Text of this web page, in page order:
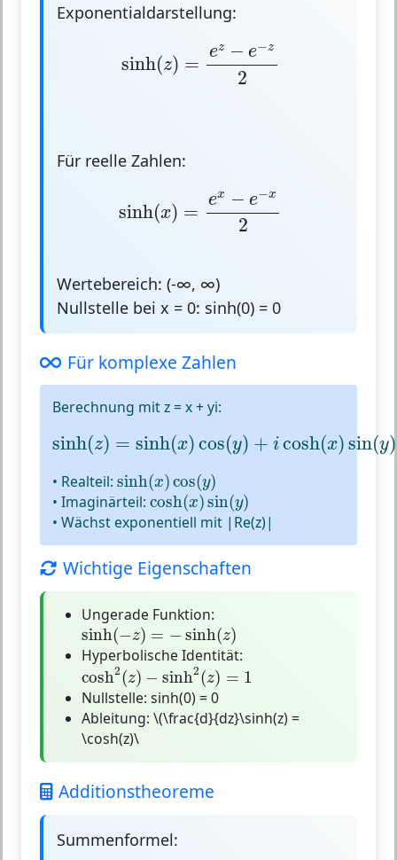
Exponentialdarstellung:
sinh(z) =
ez − e−z
2
z− −z2
Für reelle Zahlen:
sinh(x) =
ex − e−x
2
− x2
Wertebereich: (-∞, ∞)
Nullstelle bei x = 0: sinh(0) = 0
Für komplexe Zahlen
Berechnung mit z = x + yi:
sinh(z) = sinh(x)cos(y) + icosh(x)sin(y)
sinh( =sinh(x) cos(y) +i cosh(x)sin(y)
• Realteil: sinh(x)cos(y)
sinh(x) cos(y)
• Imaginärteil: cosh(x)sin(y)
cosh(x)sin(y)
• Wächst exponentiell mit |Re(z)|
Wichtige Eigenschaften
Ungerade Funktion:
sinh(−z) = − sinh(z)
sinh(−z)= −sinh(z)
Hyperbolische Identität:
cosh2(z) − sinh2(z) = 1
cosh2(z)−sinh2(z)=1
Nullstelle: sinh(0) = 0
Ableitung: \(\frac{d}{dz}\sinh(z) =
\cosh(z)\
Additionstheoreme
Summenformel: